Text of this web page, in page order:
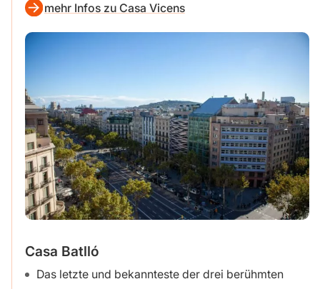
mehr Infos zu Casa Vicens
Casa Batlló
Das letzte und bekannteste der drei berühmten